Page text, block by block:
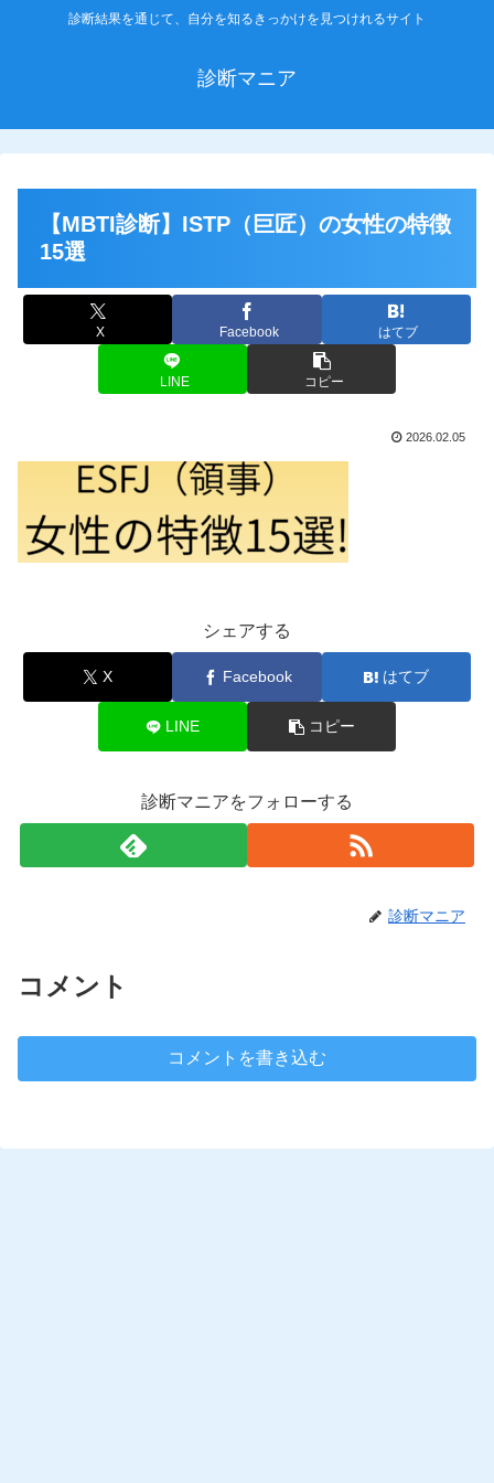
診断結果を通じて、自分を知るきっかけを見つけれるサイト
診断マニア
【MBTI診断】ISTP（巨匠）の女性の特徴
15選
X Facebook はてブ
LINE コピー
2026.02.05
シェアする
X Facebook はてブ
LINE コピー
診断マニアをフォローする
診断マニア
コメント
コメントを書き込む